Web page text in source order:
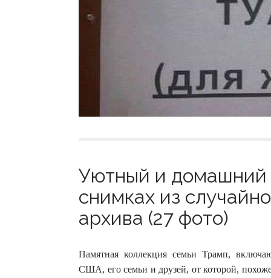
Уютный и домашний
снимках из
архива (27 фото)
Памятная коллекция семьи Трамп,
США, его семьи и друзей, от которой,